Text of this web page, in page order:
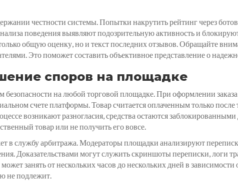
честности системы. Попытки накрутить рейтинг через
поведения выявляют подозрительную активность и
общую оценку, но и текст последних отзывов. Обращайте
Это поможет составить объективное представление о
споров на площадке
на любой торговой площадке. При оформлении заказа
счете платформы. Товар считается оплаченным только после
возникают разногласия, средства остаются
товар или не получить его вовсе.
в службу арбитража. Модераторы площадки анализируют
Доказательствами могут служить скриншоты переписки, логи
занять от нескольких часов до нескольких дней в
не подлежит.